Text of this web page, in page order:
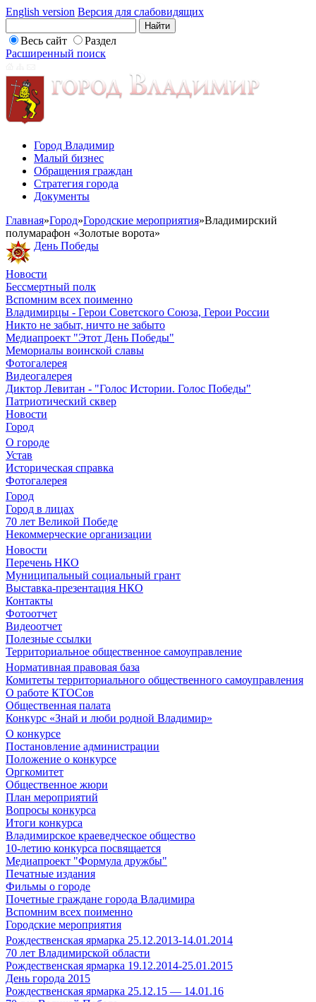
English version Версия для слабовидящих
Весь сайт
Раздел
Расширенный поиск
Город Владимир
Малый бизнес
Обращения граждан
Стратегия города
Документы
Главная»Город»Городские мероприятия»Владимирский
полумарафон «Золотые ворота»
День Победы
Новости
Бессмертный полк
Вспомним всех поименно
Владимирцы - Герои Советского Союза, Герои России
Никто не забыт, ничто не забыто
Медиапроект "Этот День Победы"
Мемориалы воинской славы
Фотогалерея
Видеогалерея
Диктор Левитан - "Голос Истории. Голос Победы"
Патриотический сквер
Новости
Город
О городе
Устав
Историческая справка
Фотогалерея
Город
Город в лицах
70 лет Великой Победе
Некоммерческие организации
Новости
Перечень НКО
Муниципальный социальный грант
Выставка-презентация НКО
Контакты
Фотоотчет
Видеоотчет
Полезные ссылки
Территориальное общественное самоуправление
Нормативная правовая база
Комитеты территориального общественного самоуправления
О работе КТОСов
Общественная палата
Конкурс «Знай и люби родной Владимир»
О конкурсе
Постановление администрации
Положение о конкурсе
Оргкомитет
Общественное жюри
План мероприятий
Вопросы конкурса
Итоги конкурса
Владимирское краеведческое общество
10-летию конкурса посвящается
Медиапроект "Формула дружбы"
Печатные издания
Фильмы о городе
Почетные граждане города Владимира
Вспомним всех поименно
Городские мероприятия
Рождественская ярмарка 25.12.2013-14.01.2014
70 лет Владимирской области
Рождественская ярмарка 19.12.2014-25.01.2015
День города 2015
Рождественская ярмарка 25.12.15 — 14.01.16